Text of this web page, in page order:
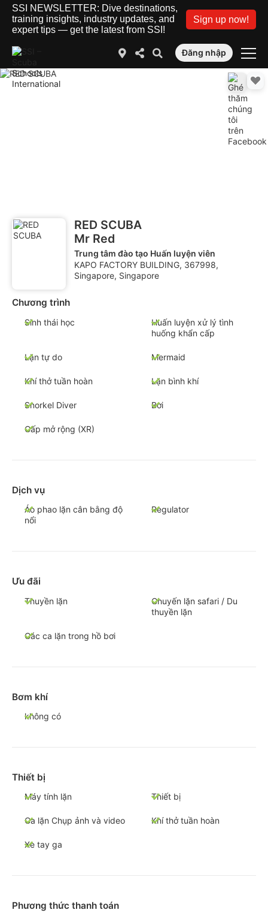
SSI NEWSLETTER: Dive destinations,
training insights, industry updates, and
expert tips — get the latest from SSI!
Sign up now!
Đăng nhập
RED SCUBA
Mr Red
Trung tâm đào tạo Huấn luyện viên
KAPO FACTORY BUILDING, 367998,
Singapore, Singapore
Chương trình
Sinh thái học
Huấn luyện xử lý tình
huống khẩn cấp
Lặn tự do Mermaid
Khí thở tuần hoàn Lặn bình khí
Snorkel Diver Bơi
Cấp mở rộng (XR)
Dịch vụ
Áo phao lặn cân bằng độ
nổi
Regulator
Ưu đãi
Thuyền lặn
Chuyến lặn safari / Du
thuyền lặn
Các ca lặn trong hồ bơi
Bơm khí
không có
Thiết bị
Máy tính lặn Thiết bị
Ca lặn Chụp ảnh và video Khí thở tuần hoàn
Xe tay ga
Phương thức thanh toán